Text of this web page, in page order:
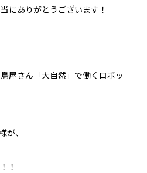
にありがとうございます！
屋さん「大自然」で働くロボッ
が、
！